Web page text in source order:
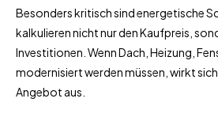
Besonders kritisch sind energetische
kalkulieren nicht nur den Kaufpreis,
Investitionen. Wenn Dach, Heizung,
modernisiert werden müssen, wirkt
Angebot aus.